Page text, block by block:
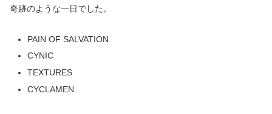
奇跡のような一日でした。
PAIN OF SALVATION
CYNIC
TEXTURES
CYCLAMEN